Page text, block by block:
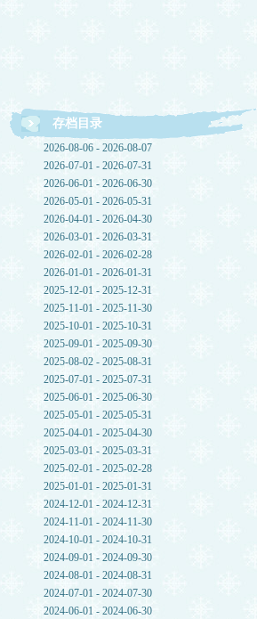
存档目录
2026-08-06 - 2026-08-07
2026-07-01 - 2026-07-31
2026-06-01 - 2026-06-30
2026-05-01 - 2026-05-31
2026-04-01 - 2026-04-30
2026-03-01 - 2026-03-31
2026-02-01 - 2026-02-28
2026-01-01 - 2026-01-31
2025-12-01 - 2025-12-31
2025-11-01 - 2025-11-30
2025-10-01 - 2025-10-31
2025-09-01 - 2025-09-30
2025-08-02 - 2025-08-31
2025-07-01 - 2025-07-31
2025-06-01 - 2025-06-30
2025-05-01 - 2025-05-31
2025-04-01 - 2025-04-30
2025-03-01 - 2025-03-31
2025-02-01 - 2025-02-28
2025-01-01 - 2025-01-31
2024-12-01 - 2024-12-31
2024-11-01 - 2024-11-30
2024-10-01 - 2024-10-31
2024-09-01 - 2024-09-30
2024-08-01 - 2024-08-31
2024-07-01 - 2024-07-30
2024-06-01 - 2024-06-30